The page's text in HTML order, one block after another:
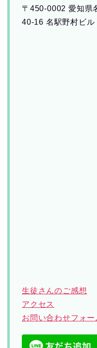
〒450-0002 愛知県
40-16 名駅野村ビル
生徒さんのご感想
アクセス
お問い合わせフォー